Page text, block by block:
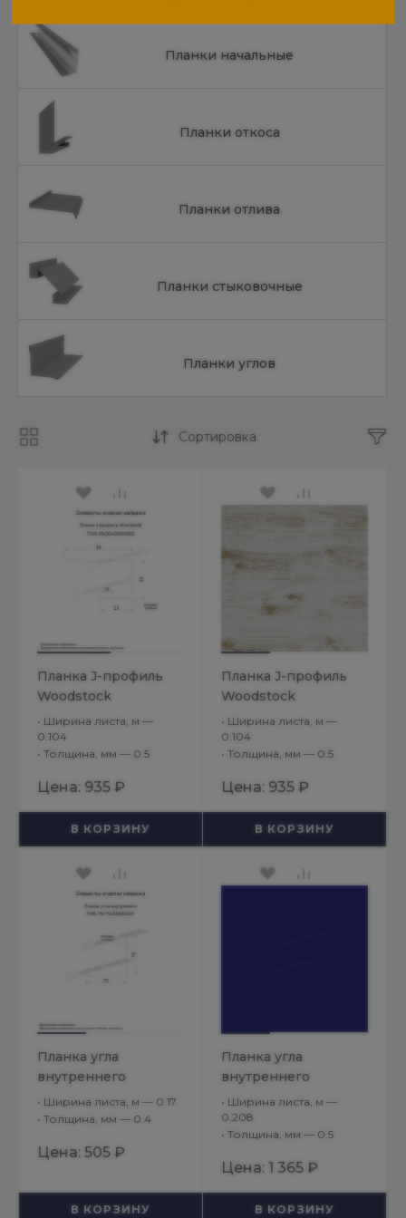
Планки начальные
Планки откоса
Планки отлива
Планки стыковочные
Планки углов
Сортировка
Планка J-профиль
Woodstock
25х30х3000
(ECOSTEEL_MA-01-
Сосна-0.5)
• Ширина листа, м —
0.104
• Толщина, мм — 0.5
Цена: 935 ₽
В КОРЗИНУ
Планка J-профиль
Woodstock
25х30х3000
(ECOSTEEL_MA-01-
Беленый Дуб-0.5)
• Ширина листа, м —
0.104
• Толщина, мм — 0.5
Цена: 935 ₽
В КОРЗИНУ
Планка угла
внутреннего
75х75х3000 (ПЭ-01-
9003-0.4)
• Ширина листа, м — 0.17
• Толщина, мм — 0.4
Цена: 505 ₽
В КОРЗИНУ
Планка угла
внутреннего
сложного 75х3000
(ПЭ-01-5002-0.5)
• Ширина листа, м —
0.208
• Толщина, мм — 0.5
Цена: 1 365 ₽
В КОРЗИНУ